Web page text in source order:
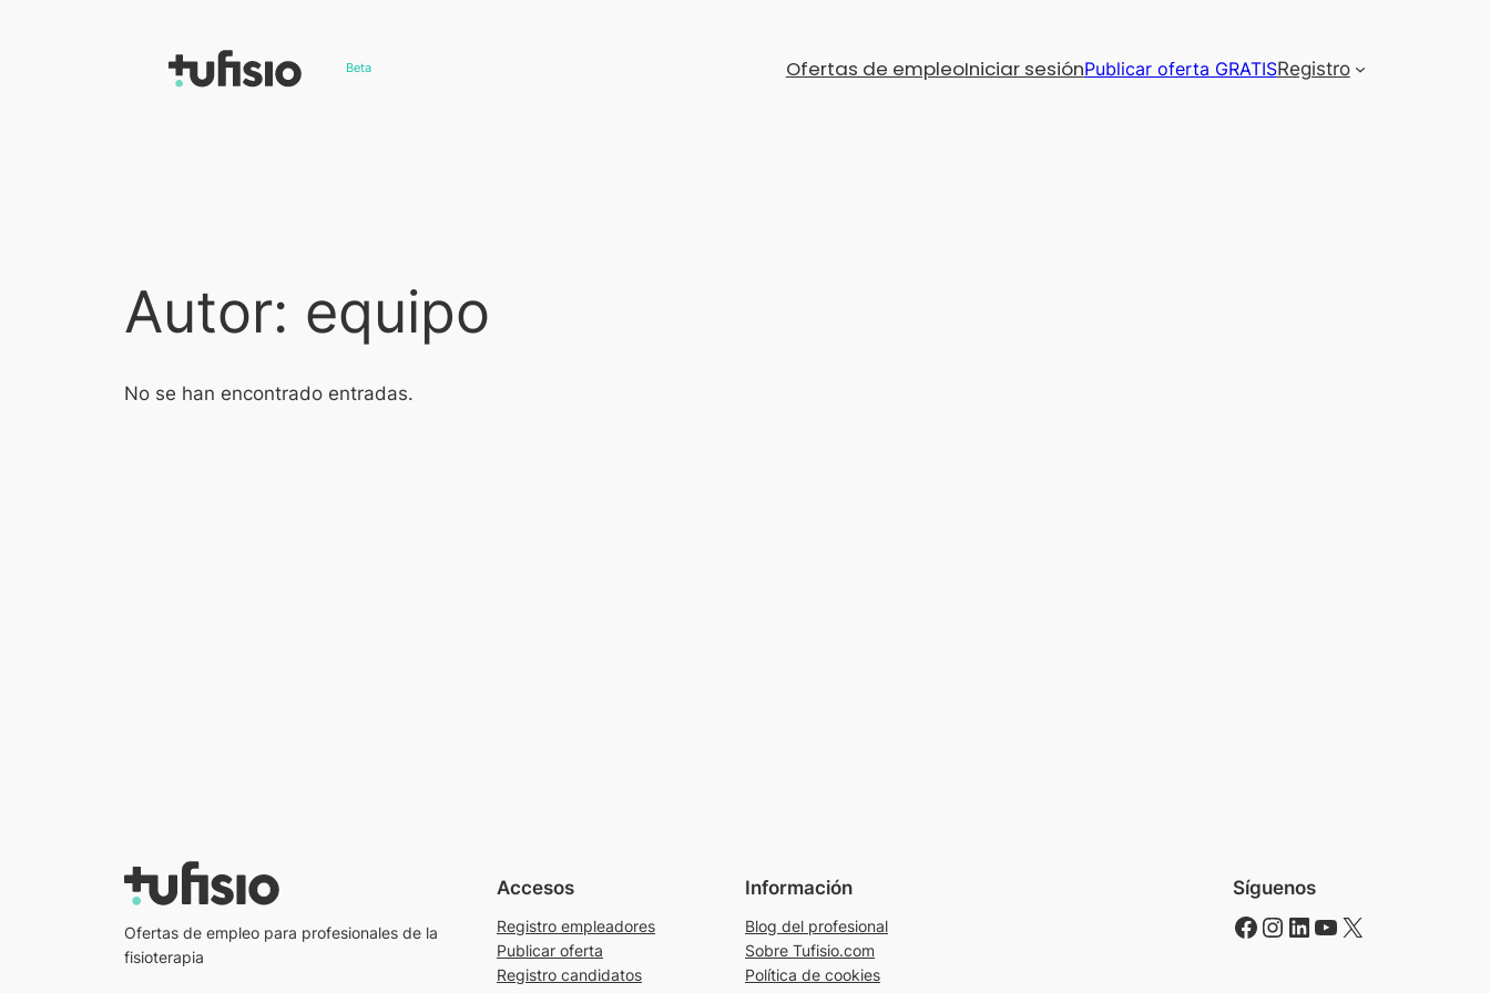
Beta Ofertas de empleoIniciar sesiónPublicar oferta GRATISRegistro
Autor: equipo
No se han encontrado entradas.
Ofertas de empleo para profesionales de la
fisioterapia
Accesos
Registro empleadores
Publicar oferta
Registro candidatos
Información
Blog del profesional
Sobre Tufisio.com
Política de cookies
Síguenos
Facebook Instagram LinkedIn YouTube X